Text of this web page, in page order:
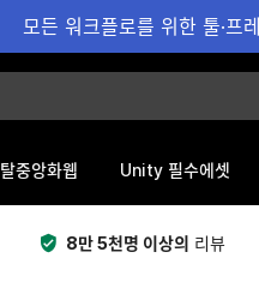
모든 워크플로를 위한 툴·프
탈중앙화웹 Unity 필수에셋
8만 5천명 이상의 리뷰